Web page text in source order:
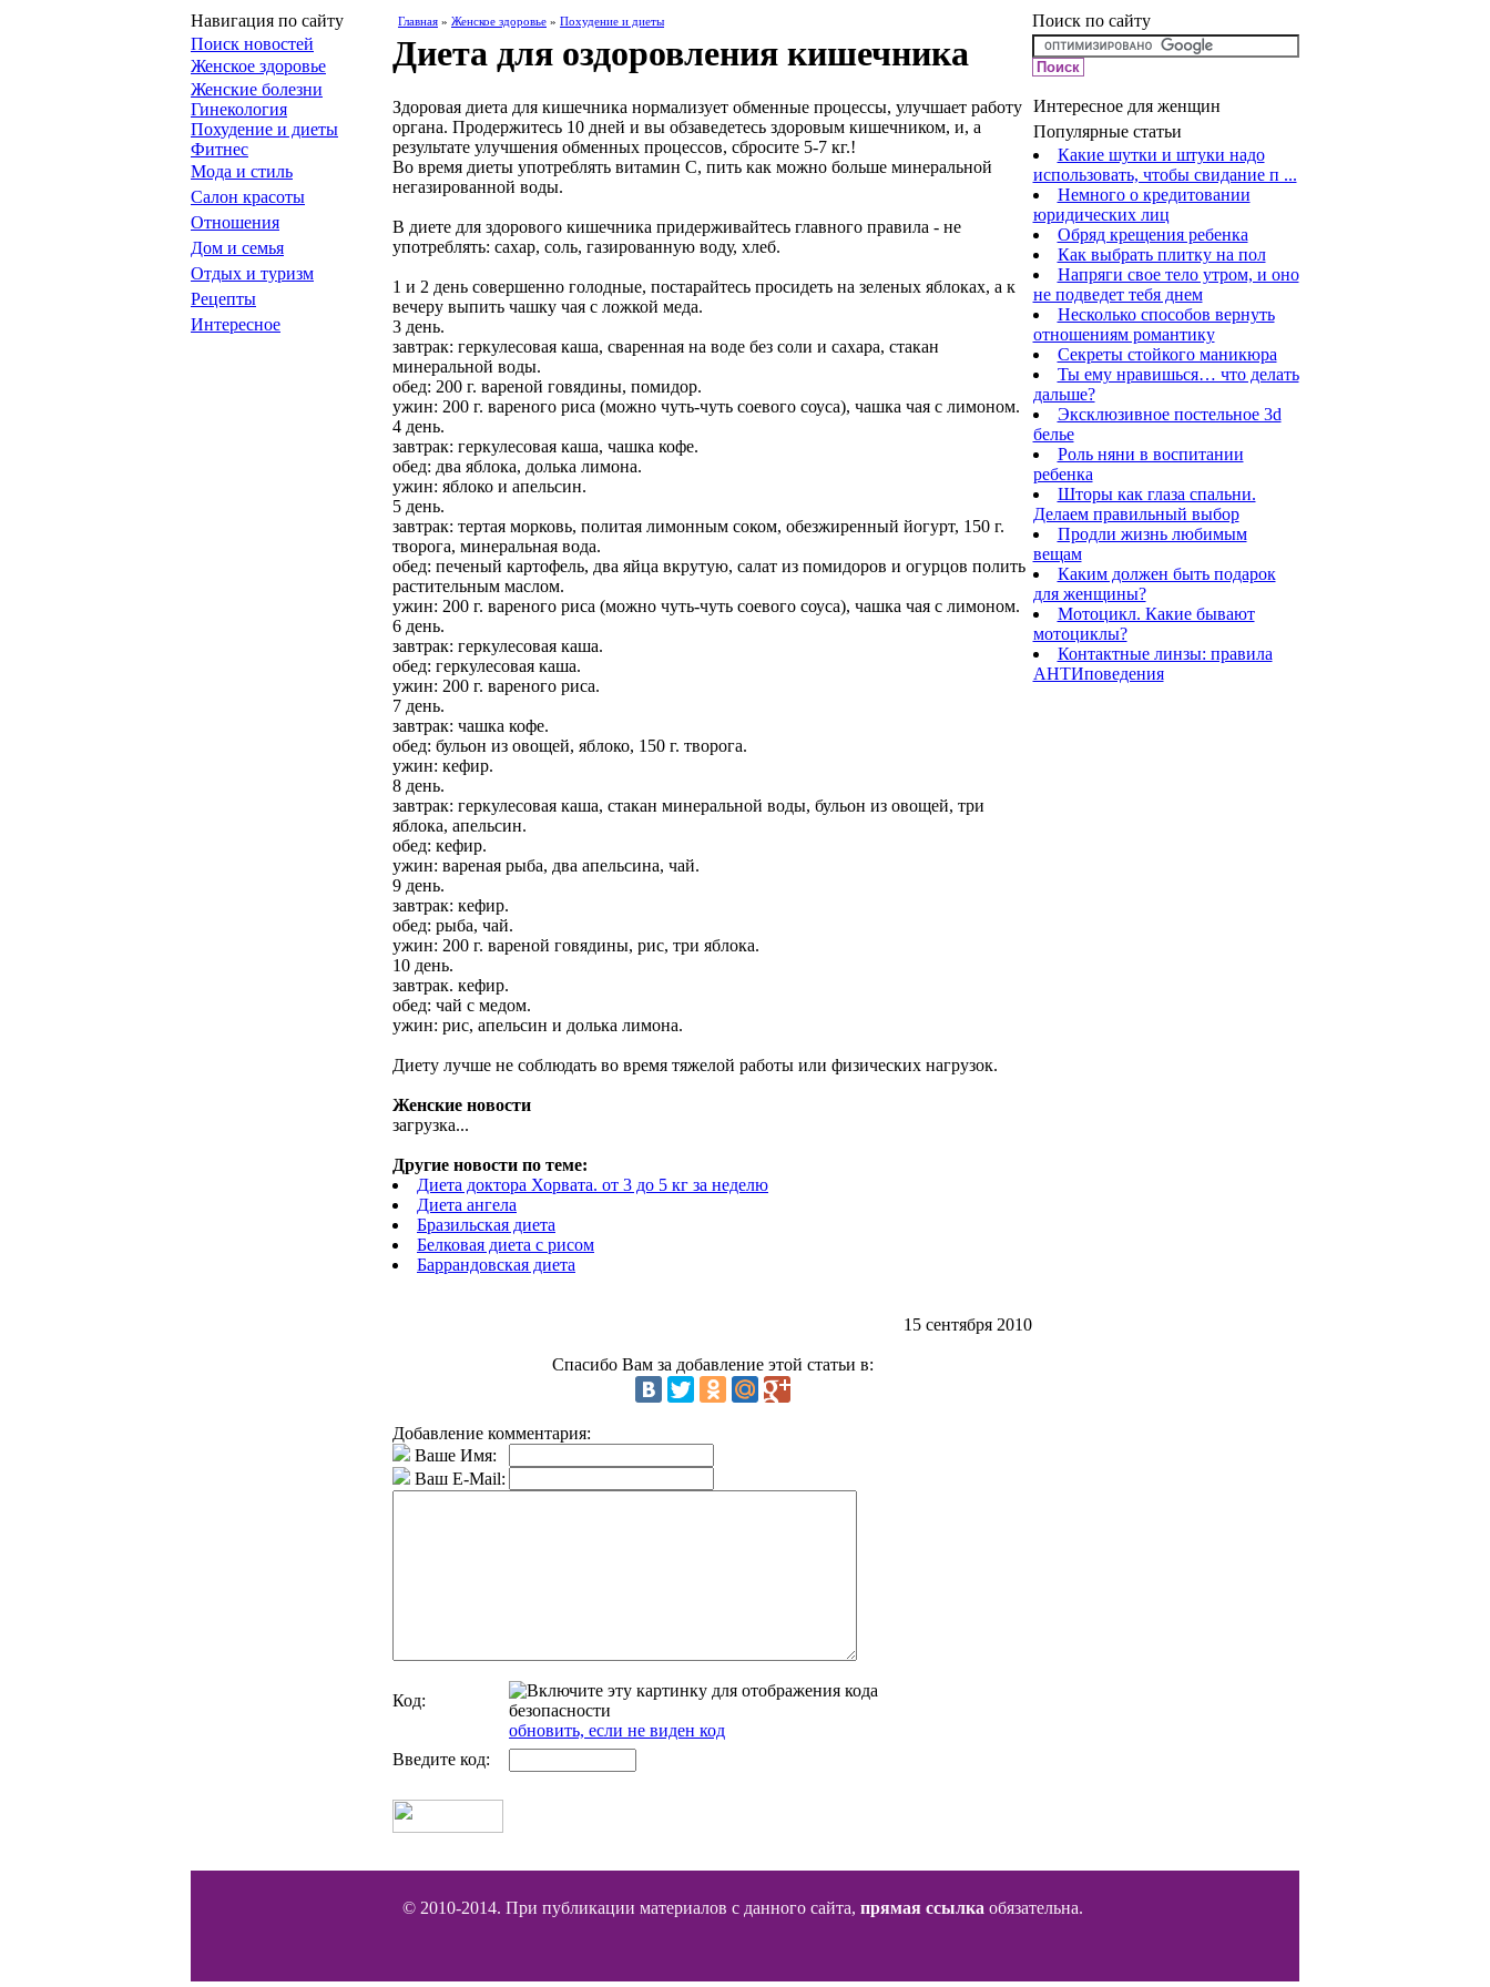
Навигация по сайту
Поиск новостей
Женское здоровье
Женские болезни
Гинекология
Похудение и диеты
Фитнес
Мода и стиль
Салон красоты
Отношения
Дом и семья
Отдых и туризм
Рецепты
Интересное
Главная » Женское здоровье » Похудение и диеты
Диета для оздоровления кишечника
Здоровая диета для кишечника нормализует обменные процессы, улучшает работу
органа. Продержитесь 10 дней и вы обзаведетесь здоровым кишечником, и, а
результате улучшения обменных процессов, сбросите 5-7 кг.!
Во время диеты употреблять витамин С, пить как можно больше минеральной
негазированной воды.
В диете для здорового кишечника придерживайтесь главного правила - не
употреблять: сахар, соль, газированную воду, хлеб.
1 и 2 день совершенно голодные, постарайтесь просидеть на зеленых яблоках, а к
вечеру выпить чашку чая с ложкой меда.
3 день.
завтрак: геркулесовая каша, сваренная на воде без соли и сахара, стакан
минеральной воды.
обед: 200 г. вареной говядины, помидор.
ужин: 200 г. вареного риса (можно чуть-чуть соевого соуса), чашка чая с лимоном.
4 день.
завтрак: геркулесовая каша, чашка кофе.
обед: два яблока, долька лимона.
ужин: яблоко и апельсин.
5 день.
завтрак: тертая морковь, политая лимонным соком, обезжиренный йогурт, 150 г.
творога, минеральная вода.
обед: печеный картофель, два яйца вкрутую, салат из помидоров и огурцов полить
растительным маслом.
ужин: 200 г. вареного риса (можно чуть-чуть соевого соуса), чашка чая с лимоном.
6 день.
завтрак: геркулесовая каша.
обед: геркулесовая каша.
ужин: 200 г. вареного риса.
7 день.
завтрак: чашка кофе.
обед: бульон из овощей, яблоко, 150 г. творога.
ужин: кефир.
8 день.
завтрак: геркулесовая каша, стакан минеральной воды, бульон из овощей, три
яблока, апельсин.
обед: кефир.
ужин: вареная рыба, два апельсина, чай.
9 день.
завтрак: кефир.
обед: рыба, чай.
ужин: 200 г. вареной говядины, рис, три яблока.
10 день.
завтрак. кефир.
обед: чай с медом.
ужин: рис, апельсин и долька лимона.
Диету лучше не соблюдать во время тяжелой работы или физических нагрузок.
Женские новости
загрузка...
Другие новости по теме:
Диета доктора Хорвата. от 3 до 5 кг за неделю
Диета ангела
Бразильская диета
Белковая диета с рисом
Баррандовская диета
15 сентября 2010
Спасибо Вам за добавление этой статьи в:
Добавление комментария:
Ваше Имя:
Ваш E-Mail:
Код:
обновить, если не виден код
Введите код:
Поиск по сайту
Интересное для женщин
Популярные статьи
Какие шутки и штуки надо
использовать, чтобы свидание п ...
Немного о кредитовании
юридических лиц
Обряд крещения ребенка
Как выбрать плитку на пол
Напряги свое тело утром, и оно
не подведет тебя днем
Несколько способов вернуть
отношениям романтику
Секреты стойкого маникюра
Ты ему нравишься… что делать
дальше?
Эксклюзивное постельное 3d
белье
Роль няни в воспитании
ребенка
Шторы как глаза спальни.
Делаем правильный выбор
Продли жизнь любимым
вещам
Каким должен быть подарок
для женщины?
Мотоцикл. Какие бывают
мотоциклы?
Контактные линзы: правила
АНТИповедения
© 2010-2014. При публикации материалов с данного сайта, прямая ссылка обязательна.